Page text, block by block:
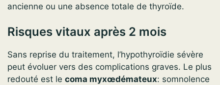
ancienne ou une absence totale de thyroïde.
Risques vitaux après 2 mois
Sans reprise du traitement, l’hypothyroïdie sévère
peut évoluer vers des complications graves. Le plus
redouté est le coma myxœdémateux: somnolence